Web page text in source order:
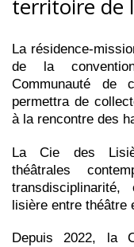
territoire de
La résidence-
de la
Communauté de
permettra de
à la rencontre des
La Cie des
théâtrales
lisière entre théâtre
Depuis 2022, la